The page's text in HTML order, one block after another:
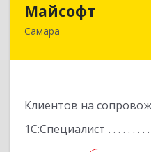
Майсофт
Самара
Клиентов на
1С:Специалист
443076, Самарская